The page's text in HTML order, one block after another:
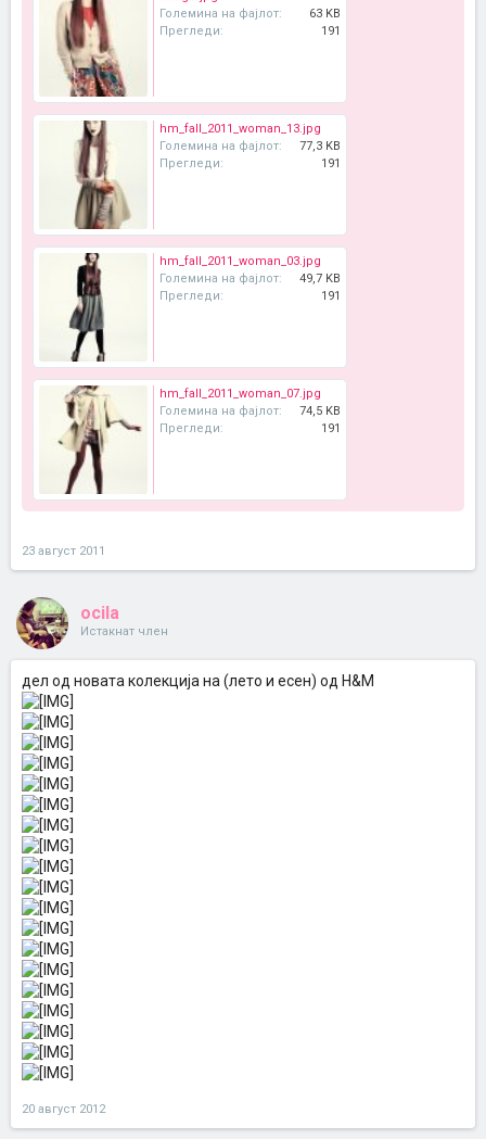
Големина на фајлот:
63 KB
Прегледи:
191
hm_fall_2011_woman_13.jpg
Големина на фајлот:
77,3 KB
Прегледи:
191
hm_fall_2011_woman_03.jpg
Големина на фајлот:
49,7 KB
Прегледи:
191
hm_fall_2011_woman_07.jpg
Големина на фајлот:
74,5 KB
Прегледи:
191
23 август 2011
ocila
Истакнат член
дел од новата колекција на (лето и есен) од H&M
20 август 2012